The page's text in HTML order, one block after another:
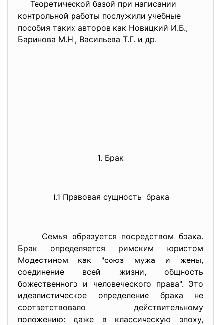
Теоретической базой при написании
контрольной работы послужили учебные
пособия таких авторов как Новицкий И.Б.,
Баринова М.Н., Васильева Т.Г. и др.
1. Брак
1.1 Правовая сущность брака
Семья образуется посредством брака.
Брак определяется римским юристом
Модестином как "союз мужа и жены,
соединение всей жизни, общность
божественного и человеческого права". Это
идеалистическое определение брака не
соответствовало действительному
положению: даже в классическую эпоху,